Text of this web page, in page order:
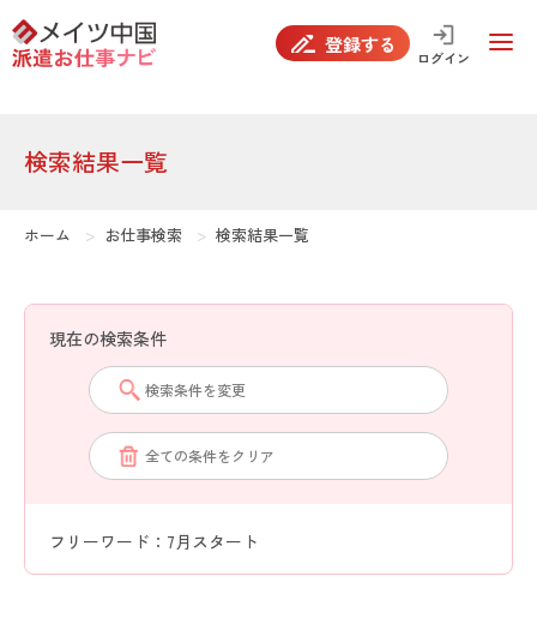
false
登録する
ログイン
検索結果一覧
ホーム お仕事検索 検索結果一覧
現在の検索条件
検索条件を変更
全ての条件をクリア
フリーワード：7月スタート